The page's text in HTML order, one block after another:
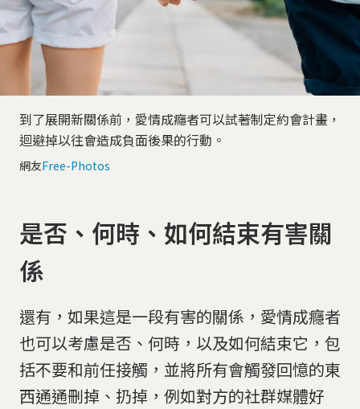
到了展開新關係前，愛情成癮者可以試著制定約會計畫，
迴避掉以往會造成負面後果的行動。
網友Free-Photos
是否、何時、如何結束有害關
係
還有，如果這是一段有害的關係，愛情成癮者
也可以考慮是否、何時，以及如何結束它，包
括不要和前任接觸，並將所有會觸發回憶的東
西通通刪掉、扔掉，例如對方的社群媒體好